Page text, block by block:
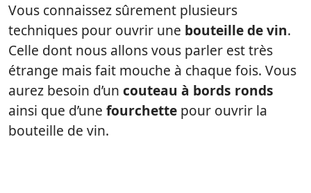
Vous connaissez sûrement plusieurs
techniques pour ouvrir une bouteille de vin.
Celle dont nous allons vous parler est très
étrange mais fait mouche à chaque fois. Vous
aurez besoin d’un couteau à bords ronds
ainsi que d’une fourchette pour ouvrir la
bouteille de vin.